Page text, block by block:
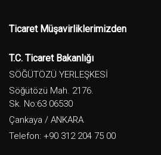
Ticaret Müşavirliklerimizden
T.C. Ticaret Bakanlığı
SÖĞÜTÖZÜ YERLEŞKESİ
Söğütözü Mah. 2176.
Sk. No:63 06530
Çankaya / ANKARA
Telefon: +90 312 204 75 00